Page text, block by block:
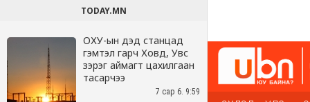
TODAY.MN
ОХУ-ын дэд станцад
гэмтэл гарч Ховд, Увс
зэрэг аймагт цахилгаан
тасарчээ
7 сар 6. 9:59